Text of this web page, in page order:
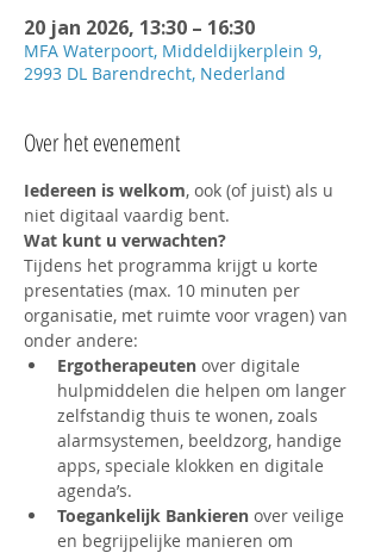
20 jan 2026, 13:30 – 16:30
MFA Waterpoort, Middeldijkerplein 9,
2993 DL Barendrecht, Nederland
Over het evenement
Iedereen is welkom, ook (of juist) als u
niet digitaal vaardig bent.
Wat kunt u verwachten?
Tijdens het programma krijgt u korte
presentaties (max. 10 minuten per
organisatie, met ruimte voor vragen) van
onder andere:
Ergotherapeuten over digitale
hulpmiddelen die helpen om langer
zelfstandig thuis te wonen, zoals
alarmsystemen, beeldzorg, handige
apps, speciale klokken en digitale
agenda’s.
Toegankelijk Bankieren over veilige
en begrijpelijke manieren om